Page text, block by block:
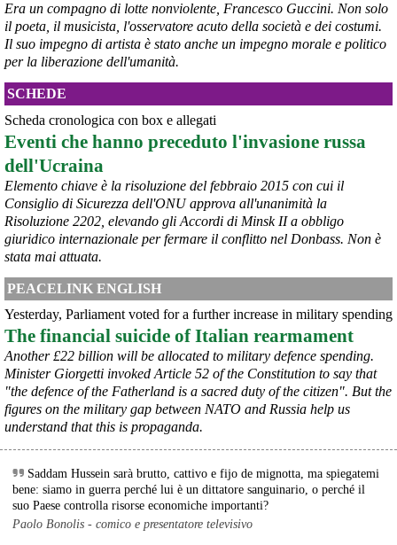
@peacelink - 8/8/2026 9:16
L'OPAC SBN (Online Public Access Catalogue del Servizio
Bibliotecario Nazionale) è il catalogo collettivo che raccoglie il
patrimonio di oltre 7.500 biblioteche italiane (statali, universitarie, di
enti locali, scolastiche e di istituzioni pubbliche e private).
È lo strumento principale in Italia per cercare un libro, una rivista o
un altro documento e scoprire in quale biblioteca si trova.
#libri #cultura
@peacelink - 8/8/2026 9:00
L'Opac SBN opac.sbn.it/ è una risorsa gestita interamente dalle
Era un compagno di lotte nonviolente, Francesco Guccini. Non solo
il poeta, il musicista, l'osservatore acuto della società e dei costumi.
Il suo impegno di artista è stato anche un impegno morale e politico
per la liberazione dell'umanità.
SCHEDE
Scheda cronologica con box e allegati
Eventi che hanno preceduto l'invasione russa
dell'Ucraina
Elemento chiave è la risoluzione del febbraio 2015 con cui il
Consiglio di Sicurezza dell'ONU approva all'unanimità la
Risoluzione 2202, elevando gli Accordi di Minsk II a obbligo
giuridico internazionale per fermare il conflitto nel Donbass. Non è
stata mai attuata.
PEACELINK ENGLISH
Yesterday, Parliament voted for a further increase in military spending
The financial suicide of Italian rearmament
Another £22 billion will be allocated to military defence spending.
Minister Giorgetti invoked Article 52 of the Constitution to say that
"the defence of the Fatherland is a sacred duty of the citizen". But the
figures on the military gap between NATO and Russia help us
understand that this is propaganda.
Saddam Hussein sarà brutto, cattivo e fijo de mignotta, ma spiegatemi
bene: siamo in guerra perché lui è un dittatore sanguinario, o perché il
suo Paese controlla risorse economiche importanti?
Paolo Bonolis - comico e presentatore televisivo